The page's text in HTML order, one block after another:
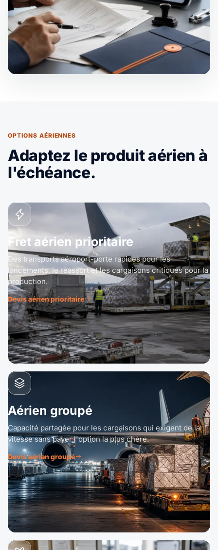
OPTIONS AÉRIENNES
Adaptez le produit aérien à
l'échéance.
Fret aérien prioritaire
Des transports aéroport-porte rapides pour les
lancements, le réassort et les cargaisons critiques pour la
production.
Devis aérien prioritaire
Aérien groupé
Capacité partagée pour les cargaisons qui exigent de la
vitesse sans payer l'option la plus chère.
Devis aérien groupé